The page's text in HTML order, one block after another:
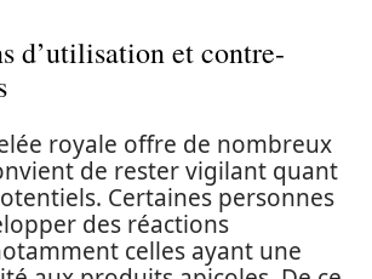
d’utilisation et contre-
royale offre de nombreux
de rester vigilant quant
Certaines personnes
des réactions
celles ayant une